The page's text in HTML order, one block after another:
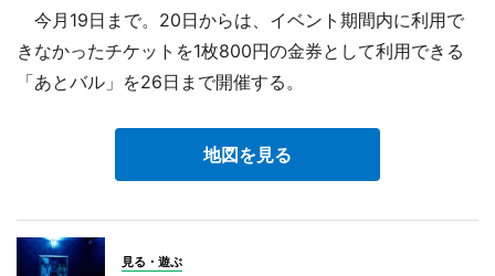
今月19日まで。20日からは、イベント期間内に利用で
きなかったチケットを1枚800円の金券として利用できる
「あとバル」を26日まで開催する。
地図を見る
見る・遊ぶ